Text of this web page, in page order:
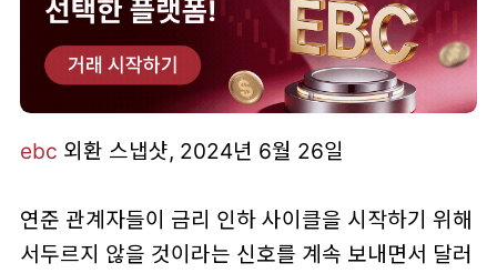
ebc 외환 스냅샷, 2024년 6월 26일
연준 관계자들이 금리 인하 사이클을 시작하기 위해
서두르지 않을 것이라는 신호를 계속 보내면서 달러